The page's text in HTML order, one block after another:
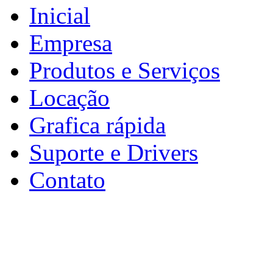
Inicial
Empresa
Produtos e Serviços
Locação
Grafica rápida
Suporte e Drivers
Contato